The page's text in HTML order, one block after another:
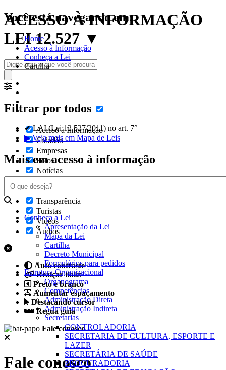
ACESSO À INFORMAÇÃO
LEI 12.527 ▼
Filtrar por todos
Acesso à Informação
Cidadão
Empresas
Fotos
Notícias
Servidor
Transparência
Turistas
Videos
Áudios
Auto contraste
Realçar links
Preto e branco
Aumentar espaçamento
Destacando cursor
Regua guia
Fale conosco
Fale conosco
Você está navegando em:
Home
Acesso à Informação
Conheça a Lei
Cartilha
✔ LAI (Lei 12.527/2011) no art. 7°
▶ Veja mais em Mapa de Leis
Mais em acesso à informação
Conheça a Lei
Apresentação da Lei
Mapa da Lei
Cartilha
Decreto Municipal
Formulários para pedidos
Estrutura Organizacional
Organograma
Competências
Administração Direta
Administração Indireta
Secretarias
CONTROLADORIA
SECRETARIA DE CULTURA, ESPORTE E
LAZER
SECRETÁRIA DE SAÚDE
PROCURADORIA